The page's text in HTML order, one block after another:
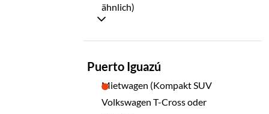
ähnlich)
Puerto Iguazú
Mietwagen (Kompakt SUV
Volkswagen T-Cross oder